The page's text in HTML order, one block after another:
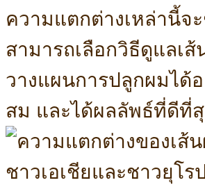
ความแตกต่างเหล่านี้จ
สามารถเลือกวิธีดูแลเ
วางแผนการปลูกผมได้
สม และได้ผลลัพธ์ที่ดีที่